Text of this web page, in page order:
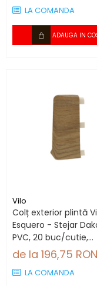
LA COMANDA
ADAUGA IN
Vilo
Colț exterior plintă
Esquero - Stejar
PVC, 20 buc/cutie,
compatibil plintă 66.6
de la 196,75 RON
LA COMANDA